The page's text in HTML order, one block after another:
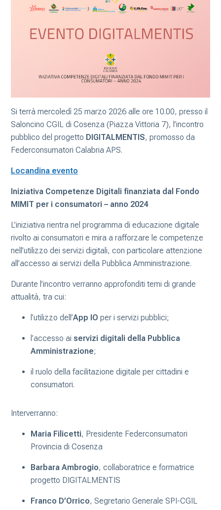
Si terrà mercoledì 25 marzo 2026 alle ore 10.00, presso il
Saloncino CGIL di Cosenza (Piazza Vittoria 7), l’incontro
pubblico del progetto DIGITALMENTIS, promosso da
Federconsumatori Calabria APS.
Locandina evento
Iniziativa Competenze Digitali finanziata dal Fondo
MIMIT per i consumatori – anno 2024
L’iniziativa rientra nel programma di educazione digitale
rivolto ai consumatori e mira a rafforzare le competenze
nell’utilizzo dei servizi digitali, con particolare attenzione
all’accesso ai servizi della Pubblica Amministrazione.
Durante l’incontro verranno approfonditi temi di grande
attualità, tra cui:
l’utilizzo dell’App IO per i servizi pubblici;
l’accesso ai servizi digitali della Pubblica
Amministrazione;
il ruolo della facilitazione digitale per cittadini e
consumatori.
Interverranno:
Maria Filicetti, Presidente Federconsumatori
Provincia di Cosenza
Barbara Ambrogio, collaboratrice e formatrice
progetto DIGITALMENTIS
Franco D’Orrico, Segretario Generale SPI-CGIL